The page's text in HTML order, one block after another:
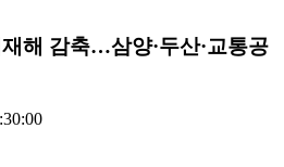
해 감축…삼양·두산·교통공